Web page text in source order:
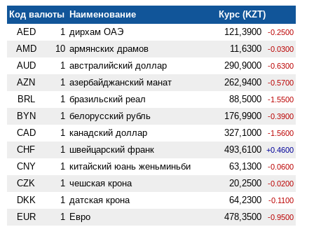
Код валюты Наименование
Курс (KZT)
AED
1 дирхам ОАЭ 121,3900 -0.2500
AMD 10 армянских драмов 11,6300 -0.0300
AUD 1 австралийский доллар 290,9000 -0.6300
AZN 1 азербайджанский манат 262,9400 -0.5700
BRL 1 бразильский реал 88,5000 -1.5500
BYN 1 белорусский рубль 176,9900 -0.3900
CAD 1 канадский доллар 327,1000 -1.5600
CHF 1 швейцарский франк 493,6100 +0.4600
CNY 1 китайский юань женьминьби 63,1300 -0.0600
CZK 1 чешская крона 20,2500 -0.0200
DKK 1 датская крона 64,2300 -0.1100
EUR 1 Евро 478,3500 -0.9500